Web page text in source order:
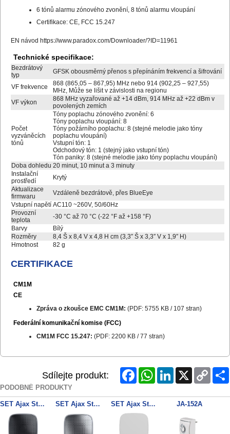
6 tónů alarmu zónového zvonění, 8 tónů alarmu vloupání
Certifikace: CE, FCC 15.247
EN návod https://www.paradox.com/Downloader/?ID=11961
Technické specifikace:
Bezdrátový
typ
GFSK obousměrný přenos s přepínáním frekvencí a šifrování
VF frekvence
868 (865,05 – 867,95) MHz nebo 914 (902,25 – 927,55)
MHz, Může se lišit v závislosti na regionu
VF výkon
868 MHz vyzařované až +14 dBm, 914 MHz až +22 dBm v
povolených zemích
Počet
vyzváněcích
tónů
Tóny poplachu zónového zvonění: 6
Tóny poplachu vloupání: 8
Tóny požárního poplachu: 8 (stejné melodie jako tóny
poplachu vloupání)
Vstupní tón: 1
Odchodový tón: 1 (stejný jako vstupní tón)
Tón paniky: 8 (stejné melodie jako tóny poplachu vloupání)
Doba dohledu 20 minut, 10 minut a 3 minuty
Instalační
prostředí
Krytý
Aktualizace
firmwaru
Vzdáleně bezdrátově, přes BlueEye
Vstupní napětí AC110 ~260V, 50/60Hz
Provozní
teplota
-30 °C až 70 °C (-22 °F až +158 °F)
Barvy
Bílý
Rozměry
8,4 Š x 8,4 V x 4,8 H cm (3,3″ Š x 3,3″ V x 1,9″ H)
Hmotnost
82 g
CERTIFIKACE
CM1M
CE
Zpráva o zkoušce EMC CM1M: (PDF: 5755 KB / 107 stran)
Federální komunikační komise (FCC)
CM1M FCC 15.247: (PDF: 2200 KB / 77 stran)
Sdílejte produkt: FacebookWhatsAppLinkedIn
Copy
Link
PODOBNÉ PRODUKTY
SET Ajax StreetSiren DoubleDeck Fibra ASP + Brandplate black SET Ajax StreetSiren DoubleDeck Fibra ASP + Brandplate white SET Ajax StreetSiren DoubleDeck_white (20337) + Ajax Brandplate_white (20380) JA-152A